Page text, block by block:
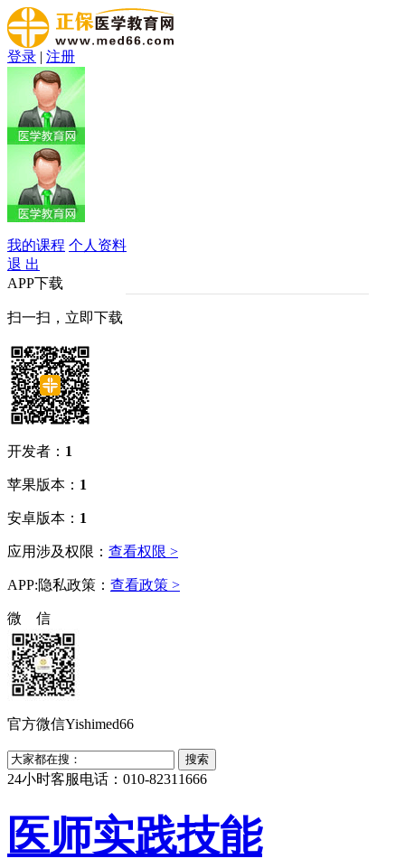
登录 | 注册
我的课程 个人资料
退 出
APP下载
扫一扫，立即下载
开发者： 1
苹果版本： 1
安卓版本： 1
应用涉及权限： 查看权限 >
APP:隐私政策： 查看政策 >
微 信
官方微信Yishimed66
24小时客服电话：010-82311666
医师实践技能